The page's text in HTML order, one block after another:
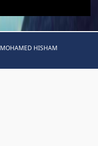
MOHAMED HISHAM